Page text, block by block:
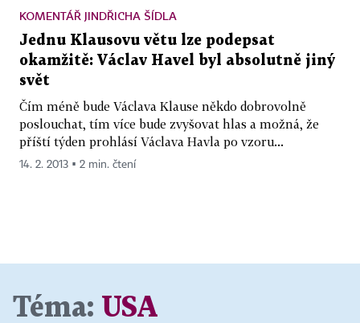
KOMENTÁŘ JINDŘICHA ŠÍDLA
Jednu Klausovu větu lze podepsat
okamžitě: Václav Havel byl absolutně jiný
svět
Čím méně bude Václava Klause někdo dobrovolně
poslouchat, tím více bude zvyšovat hlas a možná, že
příští týden prohlásí Václava Havla po vzoru...
14. 2. 2013 ▪ 2 min. čtení
Téma: USA